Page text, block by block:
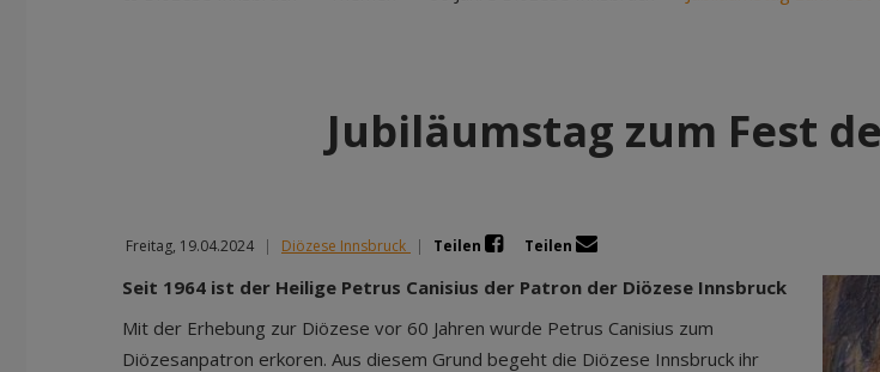
Jubiläumstag zum Fest
Freitag, 19.04.2024 | Diözese Innsbruck | Teilen Teilen
Seit 1964 ist der Heilige Petrus Canisius der Patron der Diözese Innsbruck
Mit der Erhebung zur Diözese vor 60 Jahren wurde Petrus Canisius zum
Diözesanpatron erkoren. Aus diesem Grund begeht die Diözese Innsbruck ihr